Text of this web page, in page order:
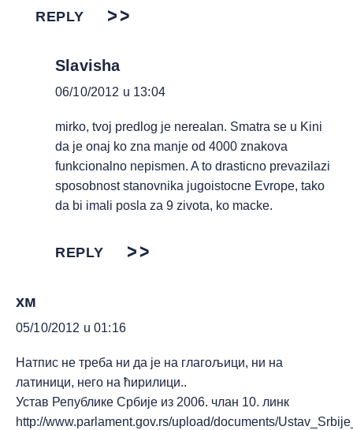
REPLY
Slavisha
06/10/2012 u 13:04
mirko, tvoj predlog je nerealan. Smatra se u Kini
da je onaj ko zna manje od 4000 znakova
funkcionalno nepismen. A to drasticno prevazilazi
sposobnost stanovnika jugoistocne Evrope, tako
da bi imali posla za 9 zivota, ko macke.
REPLY
хм
05/10/2012 u 01:16
Натпис не треба ни да је на глагољици, ни на
латиници, него на ћирилици..
Устав Републике Србије из 2006. члан 10. линк
http://www.parlament.gov.rs/upload/documents/